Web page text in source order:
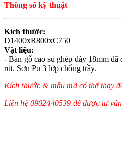
Thông số kỹ thuật
Kích thước:
D1400xR800xC750
Vật liệu:
- Bàn gỗ cao su ghép dày 18mm
rút. Sơn Pu 3 lớp chống trầy.
Kích thước & mẫu mã có thể thay
Liên hệ 0902440539 để được tư vấn